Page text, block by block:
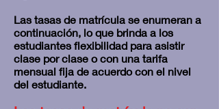
Las tasas de matrícula se enumeran a
continuación, lo que brinda a los
estudiantes flexibilidad para asistir
clase por clase o con una tarifa
mensual fija de acuerdo con el nivel
del estudiante.